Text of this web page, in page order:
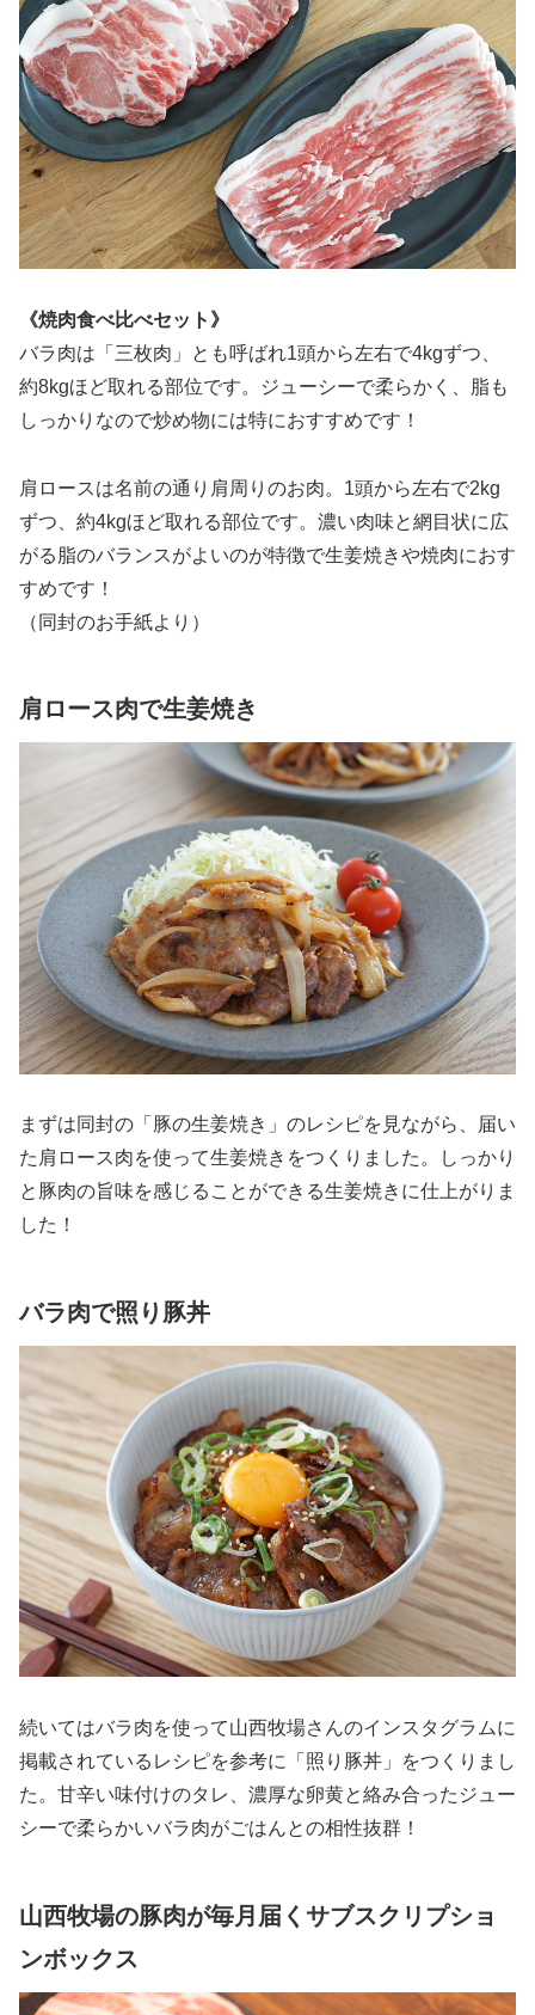
《焼肉食べ比べセット》
バラ肉は「三枚肉」とも呼ばれ1頭から左右で4kgずつ、
約8kgほど取れる部位です。ジューシーで柔らかく、脂も
しっかりなので炒め物には特におすすめです！
肩ロースは名前の通り肩周りのお肉。1頭から左右で2kg
ずつ、約4kgほど取れる部位です。濃い肉味と網目状に広
がる脂のバランスがよいのが特徴で生姜焼きや焼肉におす
すめです！
（同封のお手紙より）
肩ロース肉で生姜焼き
まずは同封の「豚の生姜焼き」のレシピを見ながら、届い
た肩ロース肉を使って生姜焼きをつくりました。しっかり
と豚肉の旨味を感じることができる生姜焼きに仕上がりま
した！
バラ肉で照り豚丼
続いてはバラ肉を使って山西牧場さんのインスタグラムに
掲載されているレシピを参考に「照り豚丼」をつくりまし
た。甘辛い味付けのタレ、濃厚な卵黄と絡み合ったジュー
シーで柔らかいバラ肉がごはんとの相性抜群！
山西牧場の豚肉が毎月届くサブスクリプショ
ンボックス